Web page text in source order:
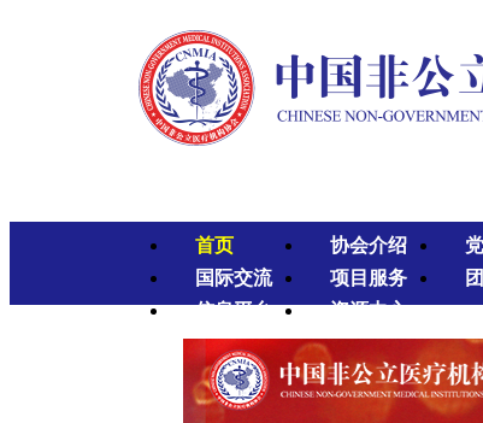
首页 协会介绍
国际交流
项目服务
信息平台
资源中心